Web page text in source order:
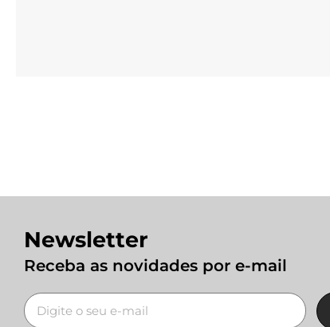
Newsletter
Receba as novidades por e-mail